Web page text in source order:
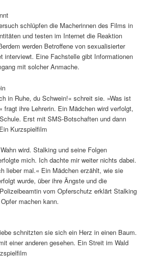
schlüpfen die Macherinnen des Films in
und testen im Internet die Reaktion
werden Betroffene von sexualisierter
interviewt. Eine Fachstelle gibt Informationen
mit solcher Anmache.
in Ruhe, du Schwein!« schreit sie. »Was ist
fragt ihre Lehrerin. Ein Mädchen wird verfolgt,
Erst mit SMS-Botschaften und dann
Kurzspielfilm
wird. Stalking und seine Folgen
mich. Ich dachte mir weiter nichts dabei.
lieber mal.« Ein Mädchen erzählt, wie sie
wurde, über ihre Ängste und die
vom Opferschutz erklärt Stalking
machen kann.
schnitzten sie sich ein Herz in einen Baum.
einer anderen gesehen. Ein Streit im Wald